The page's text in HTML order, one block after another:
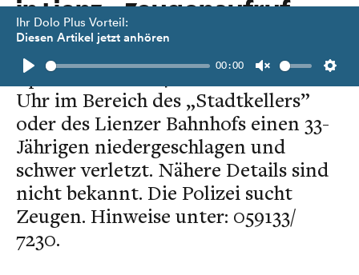
Ihr Dolo Plus Vorteil:
Diesen Artikel jetzt anhören
Play
00:00
Unmute
in Lienz – Zeugenaufruf
Ein unbekannter Täter hat am 5.
April zwischen 04:00 Uhr und 06:20
Uhr im Bereich des „Stadtkellers”
oder des Lienzer Bahnhofs einen 33-
Jährigen niedergeschlagen und
schwer verletzt. Nähere Details sind
nicht bekannt. Die Polizei sucht
Zeugen. Hinweise unter: 059133/
7230.